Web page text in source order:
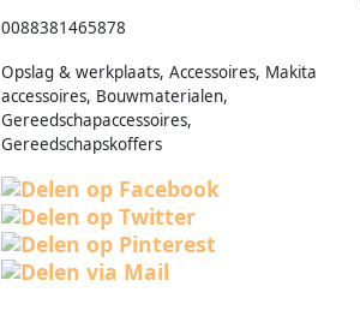
0088381465878
Opslag & werkplaats, Accessoires, Makita
accessoires, Bouwmaterialen,
Gereedschapaccessoires,
Gereedschapskoffers